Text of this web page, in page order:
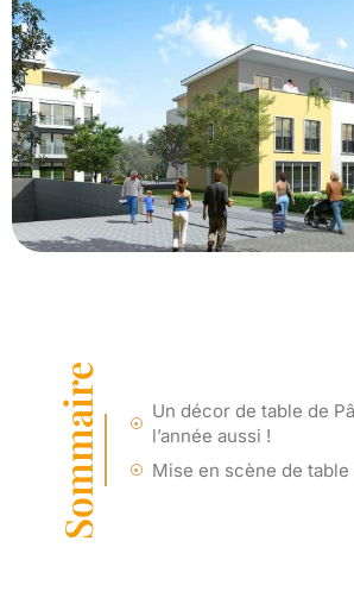
Sommaire
Un décor de table de
l’année aussi !
Mise en scène de